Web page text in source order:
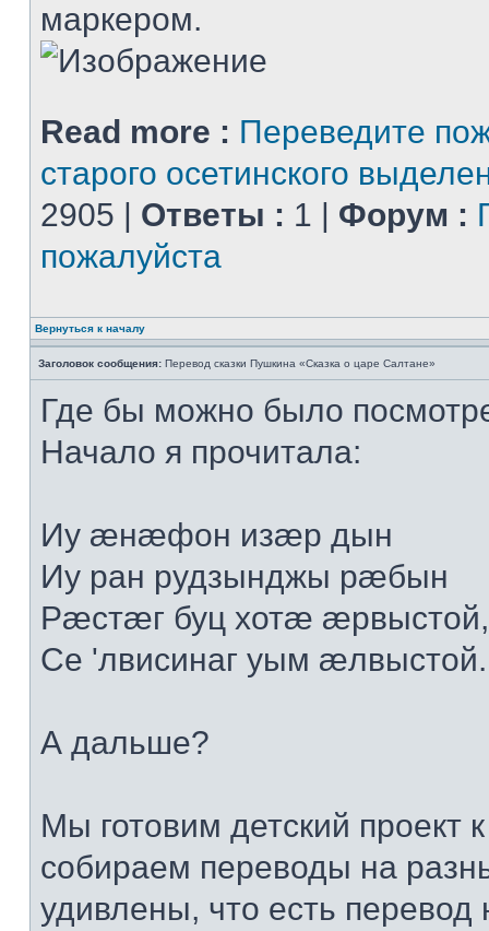
маркером.
Read more : Переведите
старого осетинского
2905 | Ответы : 1 | Форум :
пожалуйста
Вернуться к началу
Заголовок сообщения: Перевод сказки Пушкина «Сказка о царе Салтане»
Где бы можно было
Начало я прочитала:
Иу æнæфон изæр дын
Иу ран рудзынджы рæбын
Рæстæг буц хотæ æрвыстой,
Се 'лвисинаг уым
А дальше?
Мы готовим детский
собираем переводы на
удивлены, что есть перевод